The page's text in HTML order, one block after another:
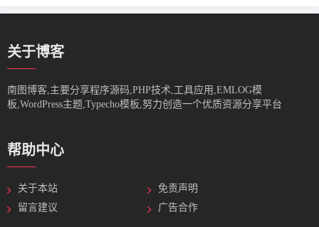
关于博客
南图博客,主要分享程序源码,PHP技术,工具应用,EMLOG模
板,WordPress主题,Typecho模板,努力创造一个优质资源分享平台
帮助中心
关于本站
免责声明
留言建议
广告合作